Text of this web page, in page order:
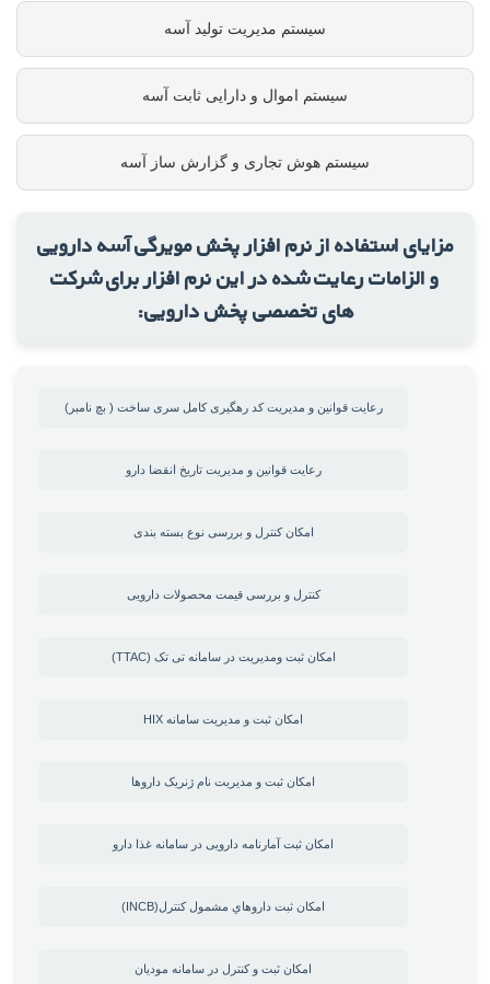
سیستم مدیریت تولید آسه
سیستم اموال و دارایی ثابت آسه
سیستم هوش تجاری و گزارش ساز آسه
مزایای استفاده از نرم افزار پخش مویرگی آسه دارویی
و الزامات رعایت شده در این نرم افزار برای شرکت
های تخصصی پخش دارویی:
رعایت قوانین و مدیریت کد رهگیری کامل سری ساخت ( بچ نامبر)
رعایت قوانین و مدیریت تاریخ انقضا دارو
امکان کنترل و بررسی نوع بسته بندی
کنترل و بررسی قیمت محصولات دارویی
امکان ثبت ومدیریت در سامانه تی تک (TTAC)
امکان ثبت و مدیریت سامانه HIX
امکان ثبت و مدیریت نام ژنریک داروها
امکان ثبت آمارنامه دارویی در سامانه غذا دارو
امکان ثبت داروهاي مشمول كنترل(INCB)
امکان ثبت و کنترل در سامانه مودیان